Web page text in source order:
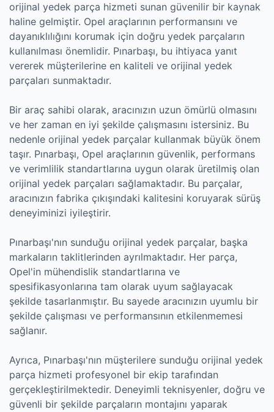
orijinal yedek parça hizmeti sunan güvenilir bir kaynak
haline gelmiştir. Opel araçlarının performansını ve
dayanıklılığını korumak için doğru yedek parçaların
kullanılması önemlidir. Pınarbaşı, bu ihtiyaca yanıt
vererek müşterilerine en kaliteli ve orijinal yedek
parçaları sunmaktadır.
Bir araç sahibi olarak, aracınızın uzun ömürlü olmasını
ve her zaman en iyi şekilde çalışmasını istersiniz. Bu
nedenle orijinal yedek parçalar kullanmak büyük önem
taşır. Pınarbaşı, Opel araçlarının güvenlik, performans
ve verimlilik standartlarına uygun olarak üretilmiş olan
orijinal yedek parçaları sağlamaktadır. Bu parçalar,
aracınızın fabrika çıkışındaki kalitesini koruyarak sürüş
deneyiminizi iyileştirir.
Pınarbaşı'nın sunduğu orijinal yedek parçalar, başka
markaların taklitlerinden ayrılmaktadır. Her parça,
Opel'in mühendislik standartlarına ve
spesifikasyonlarına tam olarak uyum sağlayacak
şekilde tasarlanmıştır. Bu sayede aracınızın uyumlu bir
şekilde çalışması ve performansının etkilenmemesi
sağlanır.
Ayrıca, Pınarbaşı'nın müşterilere sunduğu orijinal yedek
parça hizmeti profesyonel bir ekip tarafından
gerçekleştirilmektedir. Deneyimli teknisyenler, doğru ve
güvenli bir şekilde parçaların montajını yaparak